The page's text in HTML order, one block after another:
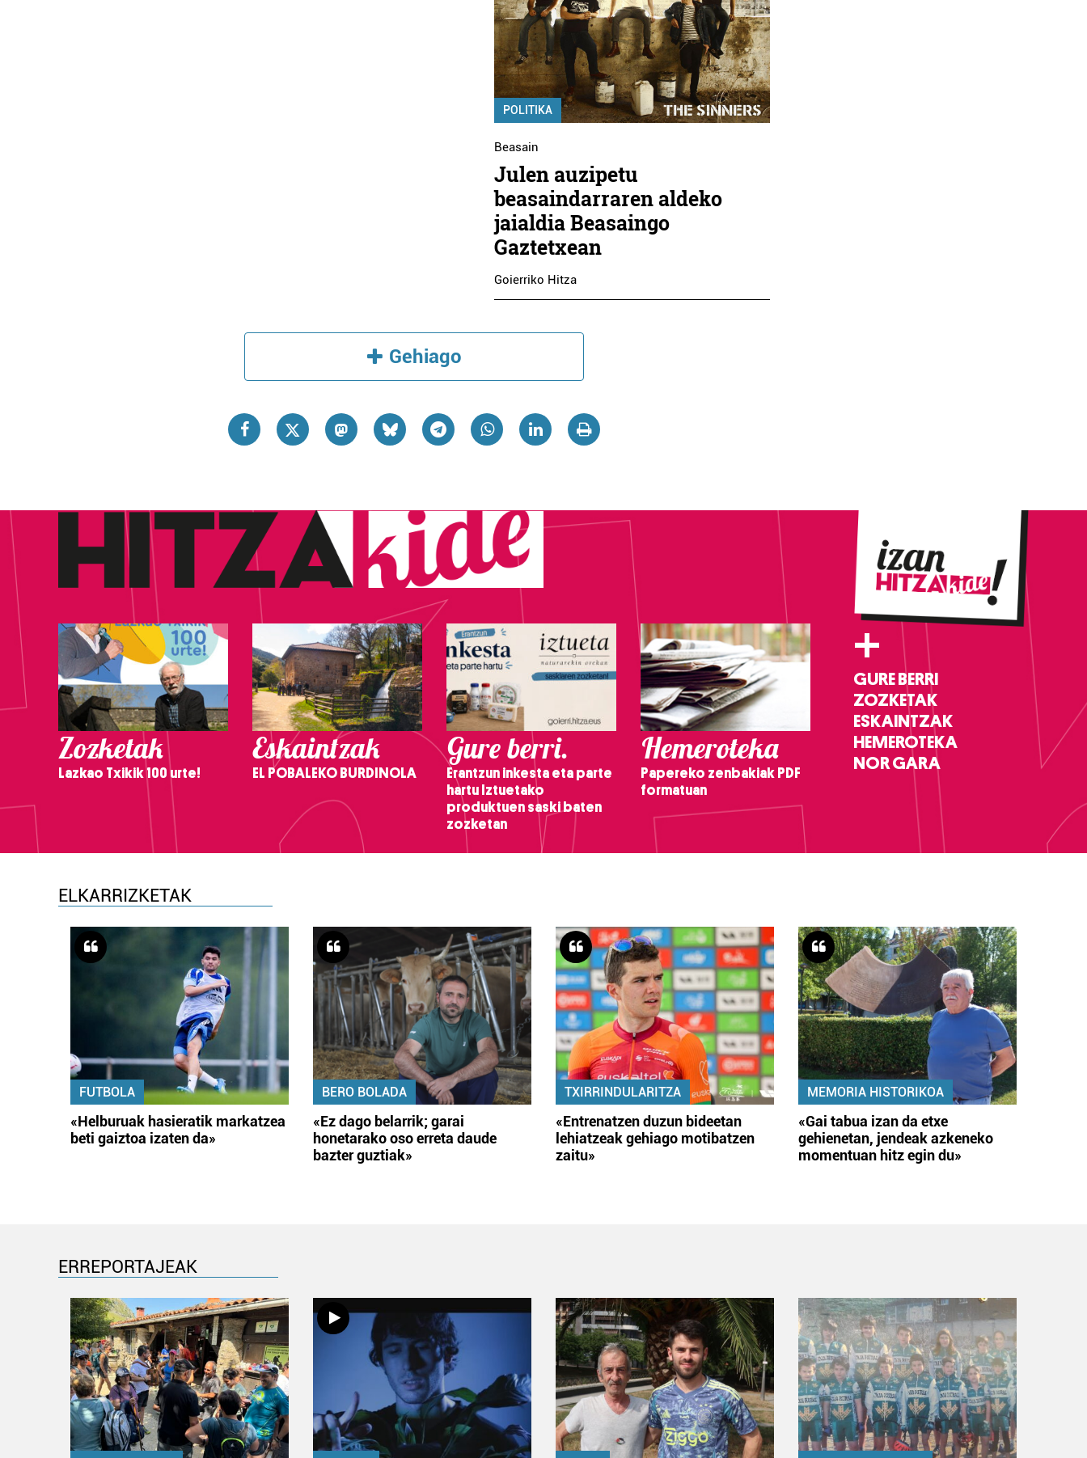
POLITIKA
Beasain
Julen auzipetu
beasaindarraren aldeko
jaialdia Beasaingo
Gaztetxean
Goierriko Hitza
Gehiago
Zozketak
Lazkao Txikik 100 urte!
Eskaintzak
EL POBALEKO BURDINOLA
Gure berri.
Erantzun inkesta eta parte
hartu Iztuetako
produktuen saski baten
zozketan
Hemeroteka
Papereko zenbakiak PDF
formatuan
+
GURE BERRI
ZOZKETAK
ESKAINTZAK
HEMEROTEKA
NOR GARA
ELKARRIZKETAK
FUTBOLA
«Helburuak hasieratik markatzea
beti gaiztoa izaten da»
BERO BOLADA
«Ez dago belarrik; garai
honetarako oso erreta daude
bazter guztiak»
TXIRRINDULARITZA
«Entrenatzen duzun bideetan
lehiatzeak gehiago motibatzen
zaitu»
MEMORIA HISTORIKOA
«Gai tabua izan da etxe
gehienetan, jendeak azkeneko
momentuan hitz egin du»
ERREPORTAJEAK